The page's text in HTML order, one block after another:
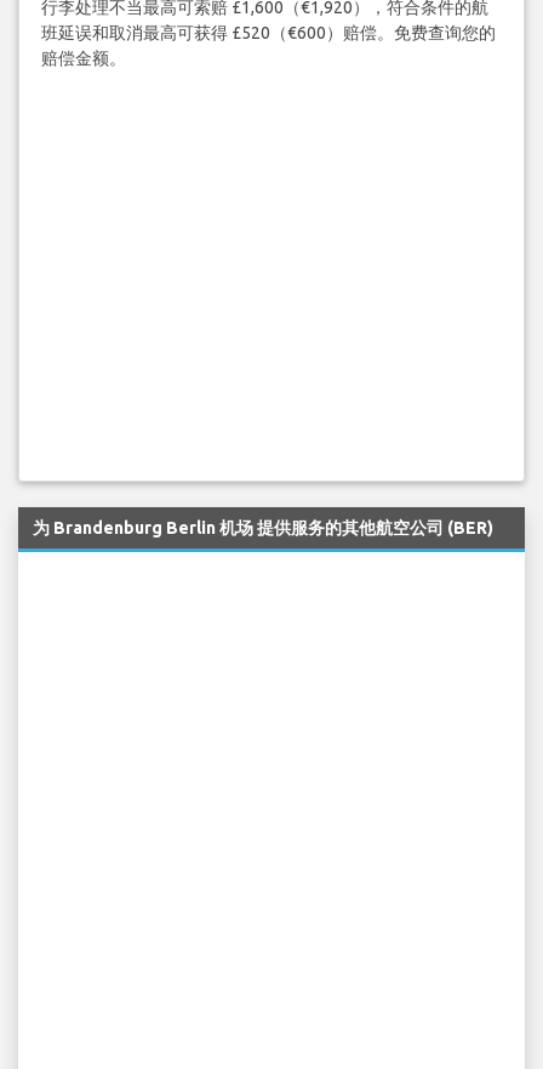
行李处理不当最高可索赔 £1,600（€1,920），符合条件的航
班延误和取消最高可获得 £520（€600）赔偿。免费查询您的
赔偿金额。
为 Brandenburg Berlin 机场 提供服务的其他航空公司 (BER)